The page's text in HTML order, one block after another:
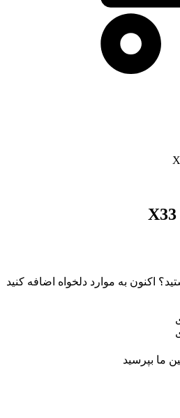
اکنون به موارد دلخواه اضافه کنید
ما بپرسید